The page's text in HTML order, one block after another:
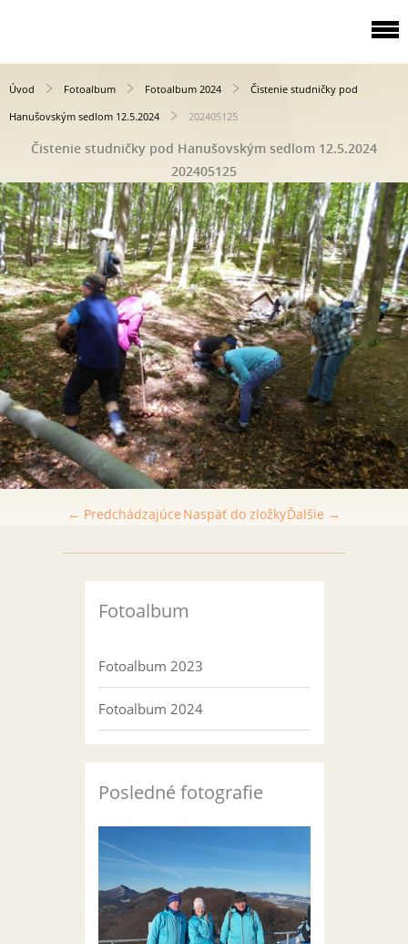
Úvod Fotoalbum Fotoalbum 2024
Čistenie studničky pod
Hanušovským sedlom 12.5.2024
202405125
Čistenie studničky pod Hanušovským sedlom 12.5.2024
202405125
← Predchádzajúce Ďalšie →
Naspäť do zložky
Fotoalbum
Fotoalbum 2023
Fotoalbum 2024
Posledné fotografie